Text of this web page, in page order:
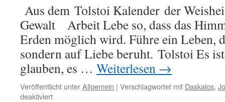
Aus dem Tolstoi Kalender der
Gewalt Arbeit Lebe so, dass das
Erden möglich wird. Führe ein Leben,
sondern auf Liebe beruht. Tolstoi Es
glauben, es … Weiterlesen →
Veröffentlicht unterAllgemein | Verschlagwortet mit Daskalos,
deaktiviertfür